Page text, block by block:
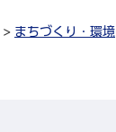
> まちづくり・環境